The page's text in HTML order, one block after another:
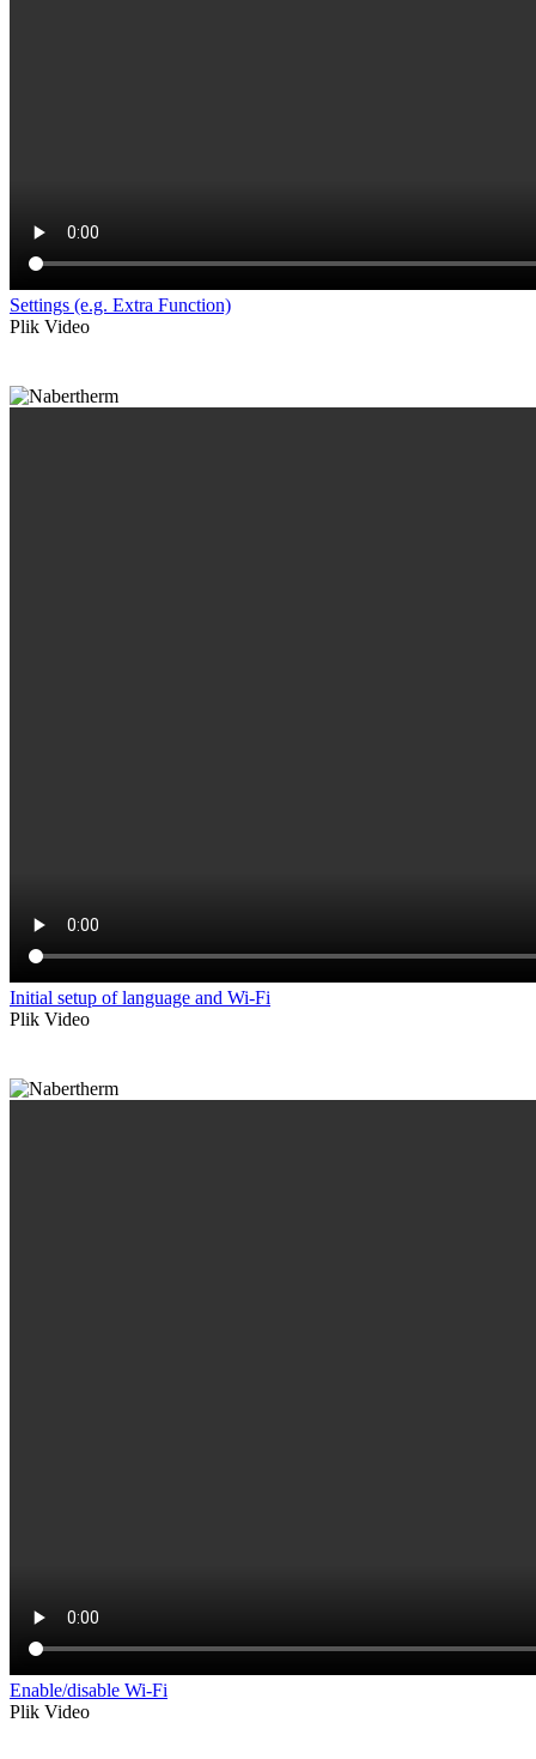
Settings (e.g. Extra Function)
Plik Video
Initial setup of language and Wi-Fi
Plik Video
Enable/disable Wi-Fi
Plik Video